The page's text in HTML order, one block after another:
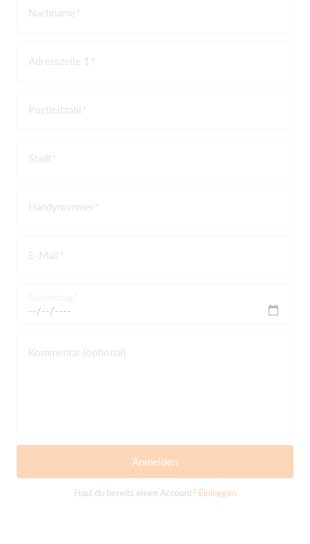
Nachname
Adresszeile 1
Postleitzahl
Stadt
Handynummer
E-Mail
Kommentar (optional)
Anmelden
Hast du bereits einen Account? Einloggen